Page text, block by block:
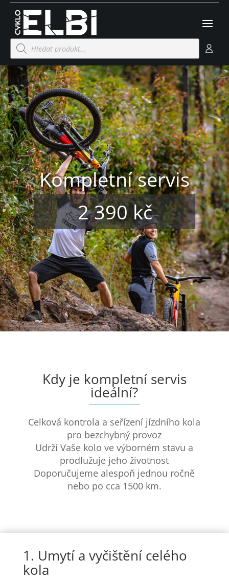
Products
search
Kompletní servis
2 390 kč
Kdy je kompletní servis
ideální?
Celková kontrola a seřízení jízdního kola
pro bezchybný provoz
Udrží Vaše kolo ve výborném stavu a
prodlužuje jeho životnost
Doporučujeme alespoň jednou ročně
nebo po cca 1500 km.
1. Umytí a vyčištění celého
kola